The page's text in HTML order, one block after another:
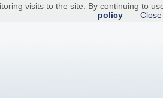
visits to the site. By continuing to
policy